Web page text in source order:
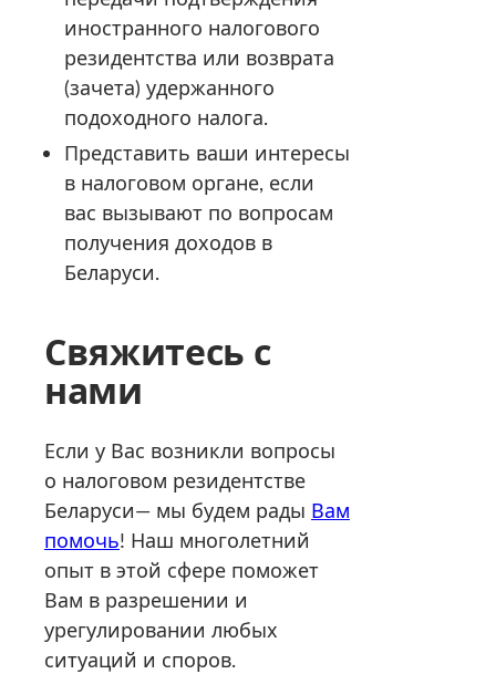
иностранного налогового
резидентства или возврата
(зачета) удержанного
подоходного налога.
Представить ваши интересы
в налоговом органе, если
вас вызывают по вопросам
получения доходов в
Беларуси.
Свяжитесь с
нами
Если у Вас возникли вопросы
о налоговом резидентстве
Беларуси— мы будем рады Вам
помочь! Наш многолетний
опыт в этой сфере поможет
Вам в разрешении и
урегулировании любых
ситуаций и споров.